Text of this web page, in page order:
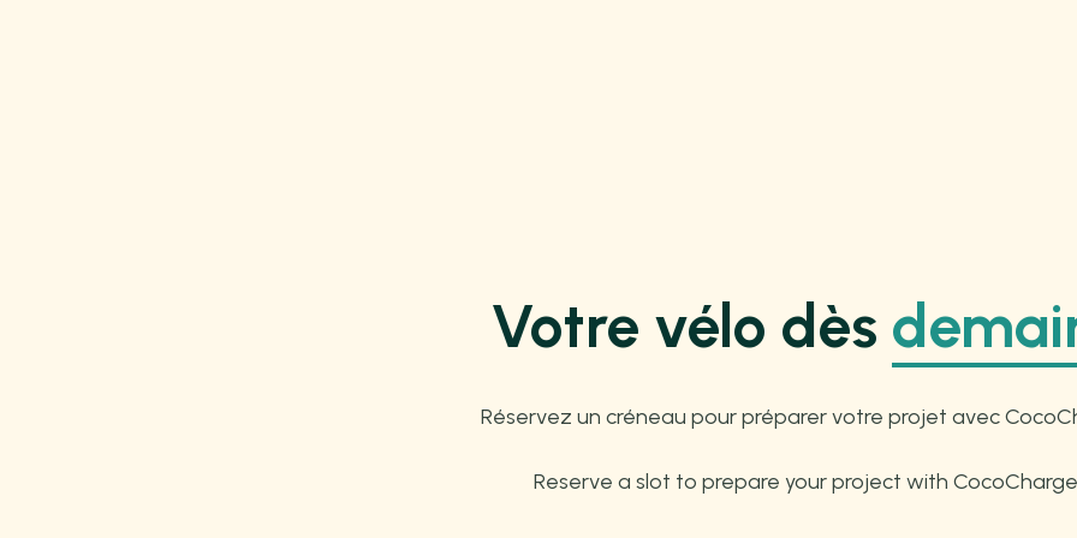
Votre vélo dès
Réservez un créneau pour préparer votre projet avec
Reserve a slot to prepare your project with